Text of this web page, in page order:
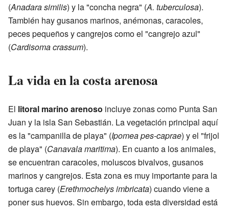
(Anadara similis) y la "concha negra" (A. tuberculosa).
También hay gusanos marinos, anémonas, caracoles,
peces pequeños y cangrejos como el "cangrejo azul"
(Cardisoma crassum).
La vida en la costa arenosa
El litoral marino arenoso incluye zonas como Punta San
Juan y la isla San Sebastián. La vegetación principal aquí
es la "campanilla de playa" (Ipomea pes-caprae) y el "frijol
de playa" (Canavala maritima). En cuanto a los animales,
se encuentran caracoles, moluscos bivalvos, gusanos
marinos y cangrejos. Esta zona es muy importante para la
tortuga carey (Erethmochelys imbricata) cuando viene a
poner sus huevos. Sin embargo, toda esta diversidad está